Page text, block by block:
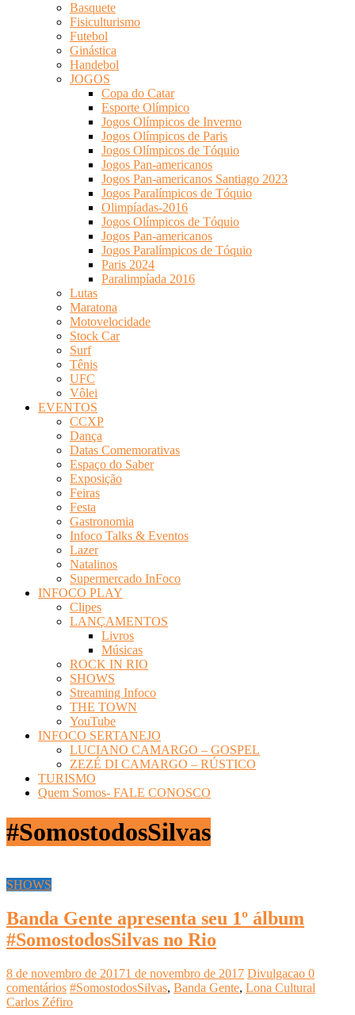
Basquete
Fisiculturismo
Futebol
Ginástica
Handebol
JOGOS
Copa do Catar
Esporte Olímpico
Jogos Olímpicos de Inverno
Jogos Olímpicos de Paris
Jogos Olímpicos de Tóquio
Jogos Pan-americanos
Jogos Pan-americanos Santiago 2023
Jogos Paralímpicos de Tóquio
Olimpíadas-2016
Jogos Olímpicos de Tóquio
Jogos Pan-americanos
Jogos Paralímpicos de Tóquio
Paris 2024
Paralimpíada 2016
Lutas
Maratona
Motovelocidade
Stock Car
Surf
Tênis
UFC
Vôlei
EVENTOS
CCXP
Dança
Datas Comemorativas
Espaço do Saber
Exposição
Feiras
Festa
Gastronomia
Infoco Talks & Eventos
Lazer
Natalinos
Supermercado InFoco
INFOCO PLAY
Clipes
LANÇAMENTOS
Livros
Músicas
ROCK IN RIO
SHOWS
Streaming Infoco
THE TOWN
YouTube
INFOCO SERTANEJO
LUCIANO CAMARGO – GOSPEL
ZEZÉ DI CAMARGO – RÚSTICO
TURISMO
Quem Somos- FALE CONOSCO
#SomostodosSilvas
SHOWS
Banda Gente apresenta seu 1º álbum
#SomostodosSilvas no Rio
8 de novembro de 20171 de novembro de 2017 Divulgacao 0
comentários #SomostodosSilvas, Banda Gente, Lona Cultural
Carlos Zéfiro